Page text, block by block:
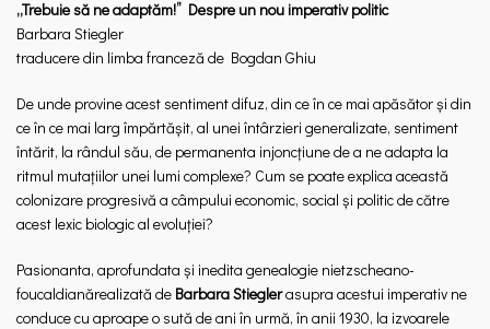
„Trebuie să ne adaptăm!” Despre un nou imperativ politic
Barbara Stiegler
traducere din limba franceză de Bogdan Ghiu
De unde provine acest sentiment difuz, din ce în ce mai apăsător și din
ce în ce mai larg împărtășit, al unei întârzieri generalizate, sentiment
întărit, la rândul său, de permanenta injoncțiune de a ne adapta la
ritmul mutațiilor unei lumi complexe? Cum se poate explica această
colonizare progresivă a câmpului economic, social și politic de către
acest lexic biologic al evoluției?
Pasionanta, aprofundata și inedita genealogie nietzscheano-
foucaldianărealizată de Barbara Stieglerasupra acestui imperativ ne
conduce cu aproape o sută de ani în urmă, în anii 1930, la izvoarele